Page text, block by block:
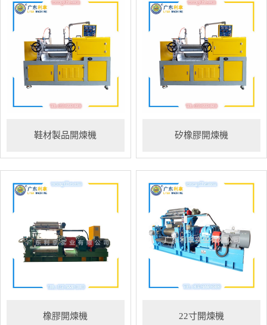
鞋材製品開煉機 矽橡膠開煉機
橡膠開煉機 22寸開煉機